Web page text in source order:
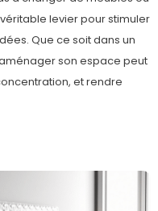
levier pour stimuler
Que ce soit dans un
son espace peut
et rendre